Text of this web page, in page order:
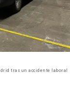
tras un accidente laboral